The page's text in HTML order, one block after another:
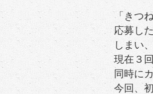
「きつ
応募し
しまい
現在３
同時に
今回、